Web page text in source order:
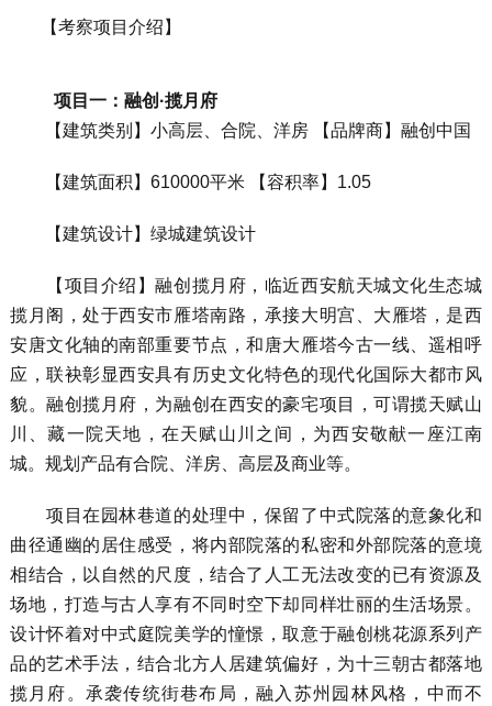
【考察项目介绍】
项目一：融创·揽月府
【建筑类别】小高层、合院、洋房 【品牌商】融创中国
【建筑面积】610000平米 【容积率】1.05
【建筑设计】绿城建筑设计
【项目介绍】融创揽月府，临近西安航天城文化生态城
揽月阁，处于西安市雁塔南路，承接大明宫、大雁塔，是西
安唐文化轴的南部重要节点，和唐大雁塔今古一线、遥相呼
应，联袂彰显西安具有历史文化特色的现代化国际大都市风
貌。融创揽月府，为融创在西安的豪宅项目，可谓揽天赋山
川、藏一院天地，在天赋山川之间，为西安敬献一座江南
城。规划产品有合院、洋房、高层及商业等。
项目在园林巷道的处理中，保留了中式院落的意象化和
曲径通幽的居住感受，将内部院落的私密和外部院落的意境
相结合，以自然的尺度，结合了人工无法改变的已有资源及
场地，打造与古人享有不同时空下却同样壮丽的生活场景。
设计怀着对中式庭院美学的憧憬，取意于融创桃花源系列产
品的艺术手法，结合北方人居建筑偏好，为十三朝古都落地
揽月府。承袭传统街巷布局，融入苏州园林风格，中而不